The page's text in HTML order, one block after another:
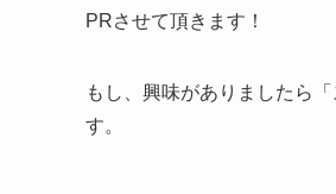
PRさせて頂きます！
もし、興味がありましたら
す。